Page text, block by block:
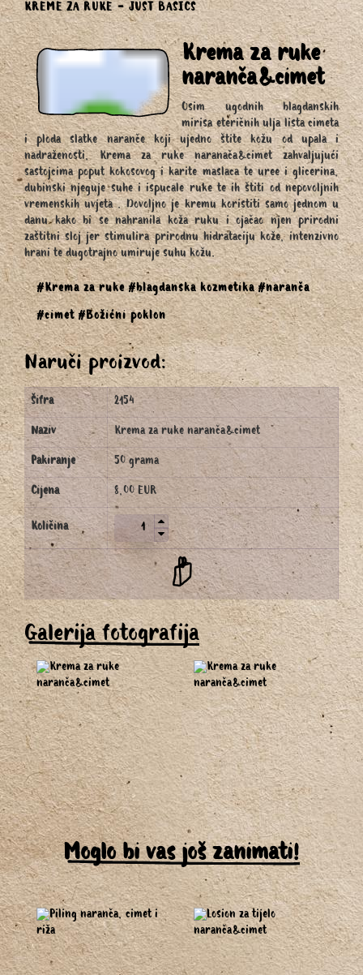
KREME ZA RUKE - JUST BASICS
Krema za ruke
naranča&cimet
Osim ugodnih blagdanskih
mirisa eteričnih ulja lista cimeta
i ploda slatke naranče koji ujedno štite kožu od upala i
nadraženosti, Krema za ruke naranača&cimet zahvaljujući
sastojcima poput kokosovog i karite maslaca te uree i glicerina,
dubinski njeguje suhe i ispucale ruke te ih štiti od nepovoljnih
vremenskih uvjeta . Dovoljno je kremu koristiti samo jednom u
danu kako bi se nahranila koža ruku i ojačao njen prirodni
zaštitni sloj jer stimulira prirodnu hidrataciju kože, intenzivno
hrani te dugotrajno umiruje suhu kožu.
#Krema za ruke #blagdanska kozmetika #naranča
#cimet #Božićni poklon
Naruči proizvod:
Šifra 2154
Naziv Krema za ruke naranča&cimet
Pakiranje 50 grama
Cijena 8,00 EUR
Količina
Galerija fotografija
Moglo bi vas još zanimati!